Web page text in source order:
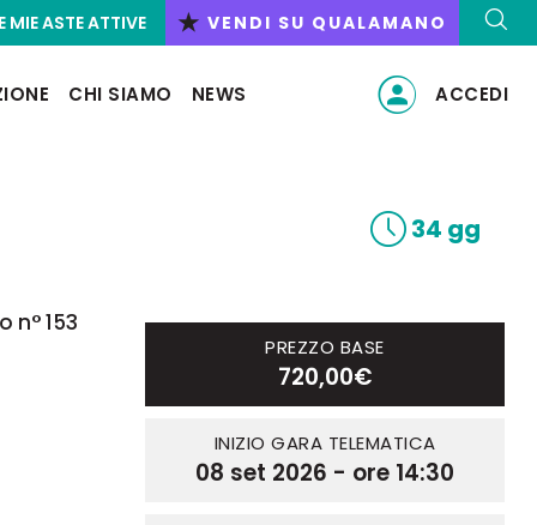
MIE ASTE ATTIVE ★ VENDI SU QUALAMANO
CHI SIAMO NEWS ACCEDI
34 gg
n° 153
PREZZO BASE
720,00€
INIZIO GARA TELEMATICA
08 set 2026 - ore 14:30